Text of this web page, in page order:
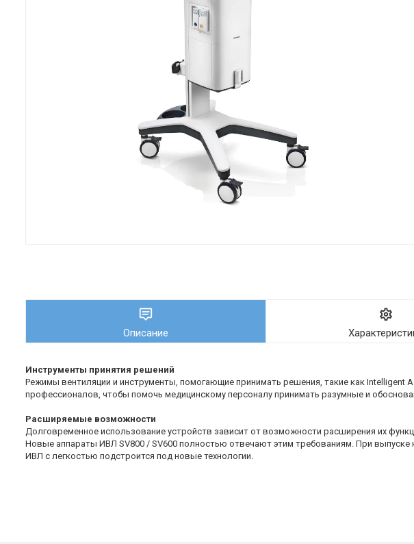
Описание
Инструменты принятия решений
Режимы вентиляции и инструменты, помогающие принимать решения, такие как Intelligent
профессионалов, чтобы помочь медицинскому персоналу принимать разумные и
Расширяемые возможности
Долговременное использование устройств зависит от возможности расширения их
Новые аппараты ИВЛ SV800 / SV600 полностью отвечают этим требованиям. При выпуске
ИВЛ с легкостью подстроится под новые технологии.